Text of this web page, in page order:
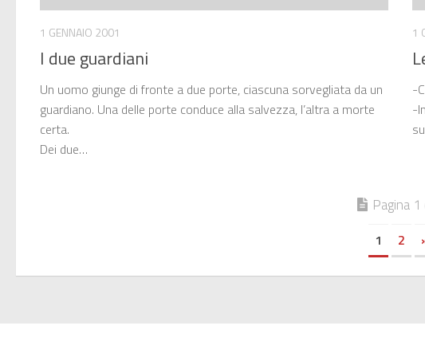
1 GENNAIO 2001
I due guardiani
Un uomo giunge di fronte a due porte, ciascuna sorvegliata da un
guardiano. Una delle porte conduce alla salvezza, l’altra a morte
certa.
Dei due…
1
-
-
Pagina 1
1 2